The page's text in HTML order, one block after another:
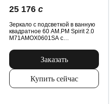
25 176 c
Зеркало с подсветкой в ванную
квадратное 60 AM.PM Spirit 2.0
M71AMOX0601SA с
Заказать
Купить сейчас